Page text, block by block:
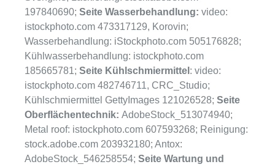
197840690; Seite Wasserbehandlung: video:
istockphoto.com 473317129, Korovin;
Wasserbehandlung: iStockphoto.com 505176828;
Kühlwasserbehandlung: istockphoto.com
185665781; Seite Kühlschmiermittel : video:
istockphoto.com 482746711, CRC_Studio;
Kühlschmiermittel GettyImages 121026528; Seite
Oberflächentechnik: AdobeStock_513074940;
Metal roof: istockphoto.com 607593268; Reinigung:
stock.adobe.com 203932180; Antox:
AdobeStock_546258554; Seite Wartung und